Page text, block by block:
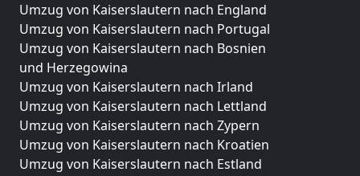
Umzug von Kaiserslautern nach England
Umzug von Kaiserslautern nach Portugal
Umzug von Kaiserslautern nach Bosnien
und Herzegowina
Umzug von Kaiserslautern nach Irland
Umzug von Kaiserslautern nach Lettland
Umzug von Kaiserslautern nach Zypern
Umzug von Kaiserslautern nach Kroatien
Umzug von Kaiserslautern nach Estland